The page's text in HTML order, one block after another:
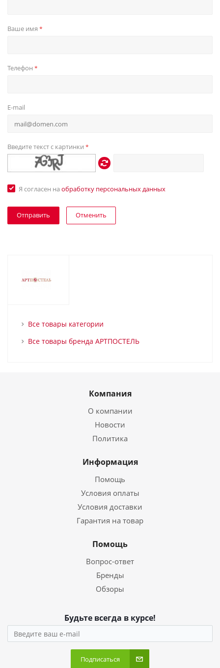
Ваше имя *
Телефон *
E-mail
Введите текст с картинки *
Я согласен на обработку персональных данных
Отменить
Все товары категории
Все товары бренда АРТПОСТЕЛЬ
Компания
О компании
Новости
Политика
Информация
Помощь
Условия оплаты
Условия доставки
Гарантия на товар
Помощь
Вопрос-ответ
Бренды
Обзоры
Будьте всегда в курсе!
Подписаться